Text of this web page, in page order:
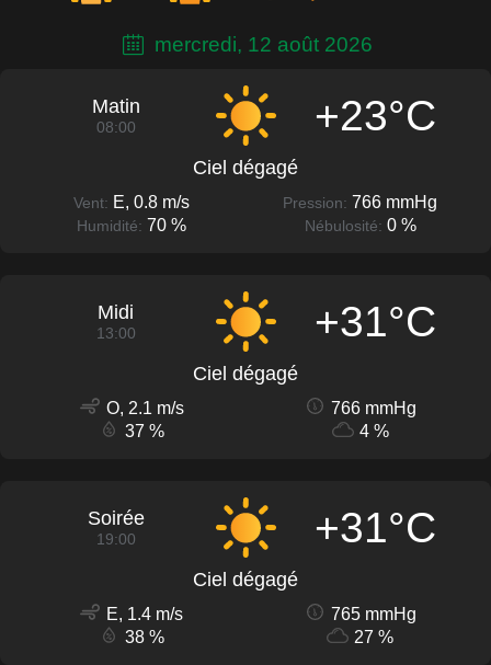
mercredi, 12 août 2026
Matin
08:00 +23°C
Ciel dégagé
Vent: E, 0.8 m/s Pression: 766 mmHg
Humidité: 70 % Nébulosité: 0 %
Midi
13:00 +31°C
Ciel dégagé
O, 2.1 m/s
766 mmHg
37 %
4 %
Soirée
19:00 +31°C
Ciel dégagé
E, 1.4 m/s
765 mmHg
38 %
27 %